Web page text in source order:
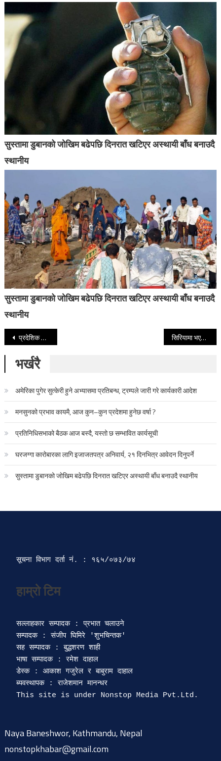
सुस्तामा डुबानको जोखिम बढेपछि दिनरात खटिएर अस्थायी बाँध बनाउदै
स्थानीय
सुस्तामा डुबानको जोखिम बढेपछि दिनरात खटिएर अस्थायी बाँध बनाउदै
स्थानीय
Post navigation
प्रदेशिक अस्पतालमा ज्वरोका बिरामीको चाप सिरियामा भएका आक्रमणमा १५ जनाको मृत्यु
भर्खरै
अमेरिका पुगेर सुत्केरी हुने अभ्यासमा प्रतिबन्ध, ट्रम्पले जारी गरे कार्यकारी आदेश
मनसुनको प्रभाव कायमै, आज कुन–कुन प्रदेशमा हुनेछ वर्षा ?
प्रतिनिधिसभाको बैठक आज बस्दै, यस्तो छ सम्भावित कार्यसूची
घरजग्गा कारोबारका लागि इजाजतपत्र अनिवार्य, २१ दिनभित्र आवेदन दिनुपर्ने
सुस्तामा डुबानको जोखिम बढेपछि दिनरात खटिएर अस्थायी बाँध बनाउदै स्थानीय
सूचना विभाग दर्ता‍ नं. : १६५/०७३/७४
हाम्रो टिम
सल्लाहकार सम्पादक : प्रभात चलाउने
सम्पादक : संजीप घिमिरे 'शुभचिन्तक'
सह सम्पादक : बुद्धशरण शाही
भाषा सम्पादक : रमेश दाहाल
डेस्क : आकाश गजुरेल र बाबुराम दाहाल
ब्यवस्थापक : राजेशमान मानन्धर
Naya Baneshwor, Kathmandu, Nepal
nonstopkhabar@gmail.com